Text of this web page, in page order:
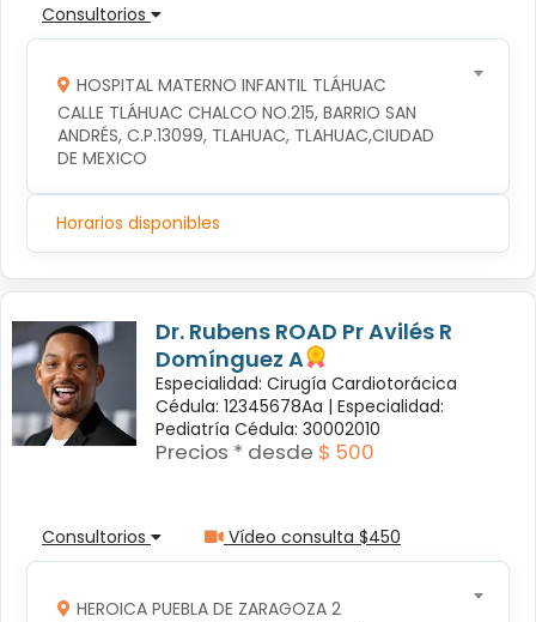
Consultorios
HOSPITAL MATERNO INFANTIL TLÁHUAC
CALLE TLÁHUAC CHALCO NO.215, BARRIO SAN
ANDRÉS, C.P.13099, TLAHUAC, TLAHUAC,CIUDAD
DE MEXICO
Horarios disponibles
Dr. Rubens ROAD Pr Avilés R
Domínguez A
Especialidad: Cirugía Cardiotorácica
Cédula: 12345678Aa | Especialidad:
Pediatría Cédula: 30002010
Precios * desde $ 500
Consultorios Vídeo consulta $450
HEROICA PUEBLA DE ZARAGOZA 2